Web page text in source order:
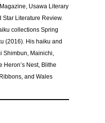
Usawa Literary
Star Literature Review.
collections Spring
(2016). His haiku and
Shimbun, Mainichi,
Heron’s Nest, Blithe
and Wales